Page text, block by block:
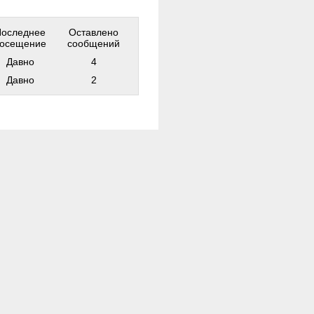
Оставлено
сообщений
Давно
4
Давно 2